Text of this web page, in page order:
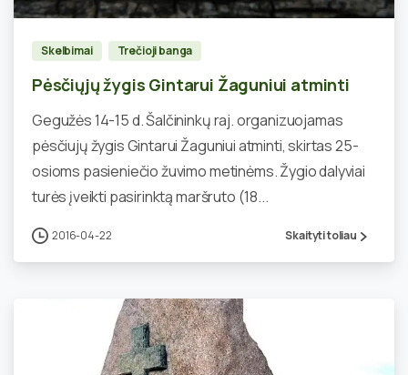
Skelbimai Trečioji banga
Pėsčiųjų žygis Gintarui Žaguniui atminti
Gegužės 14-15 d. Šalčininkų raj. organizuojamas
pėsčiujų žygis Gintarui Žaguniui atminti, skirtas 25-
osioms pasieniečio žuvimo metinėms. Žygio dalyviai
turės įveikti pasirinktą maršruto (18...
2016-04-22 Skaityti toliau